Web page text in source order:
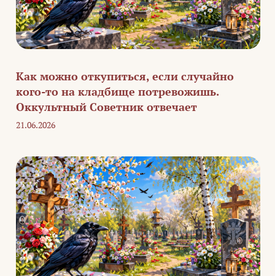
Как можно откупиться, если случайно
кого-то на кладбище потревожишь.
Оккультный Советник отвечает
21.06.2026